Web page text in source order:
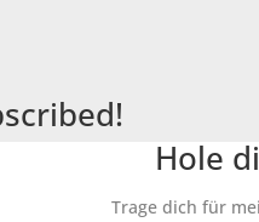
Hole
Trage dich für